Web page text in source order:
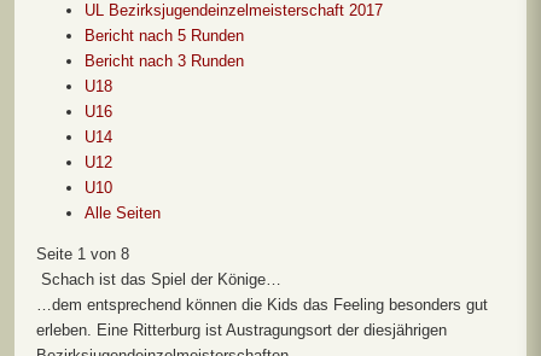
UL Bezirksjugendeinzelmeisterschaft 2017
Bericht nach 5 Runden
Bericht nach 3 Runden
U18
U16
U14
U12
U10
Alle Seiten
Seite 1 von 8
Schach ist das Spiel der Könige…
…dem entsprechend können die Kids das Feeling besonders gut
erleben. Eine Ritterburg ist Austragungsort der diesjährigen